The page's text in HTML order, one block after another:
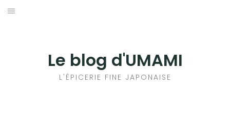
Aller
Le blog d'UMAMI
L'ÉPICERIE FINE JAPONAISE